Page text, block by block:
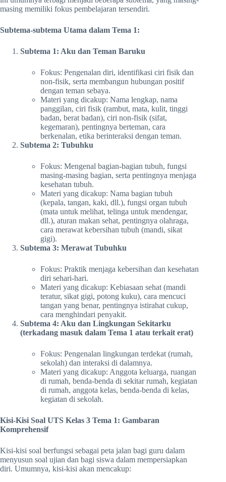
masing memiliki fokus pembelajaran tersendiri.
Subtema-subtema Utama dalam Tema 1:
Subtema 1: Aku dan Teman Baruku
Fokus: Pengenalan diri, identifikasi ciri fisik dan
non-fisik, serta membangun hubungan positif
dengan teman sebaya.
Materi yang dicakup: Nama lengkap, nama
panggilan, ciri fisik (rambut, mata, kulit, tinggi
badan, berat badan), ciri non-fisik (sifat,
kegemaran), pentingnya berteman, cara
berkenalan, etika berinteraksi dengan teman.
Subtema 2: Tubuhku
Fokus: Mengenal bagian-bagian tubuh, fungsi
masing-masing bagian, serta pentingnya menjaga
kesehatan tubuh.
Materi yang dicakup: Nama bagian tubuh
(kepala, tangan, kaki, dll.), fungsi organ tubuh
(mata untuk melihat, telinga untuk mendengar,
dll.), aturan makan sehat, pentingnya olahraga,
cara merawat kebersihan tubuh (mandi, sikat
gigi).
Subtema 3: Merawat Tubuhku
Fokus: Praktik menjaga kebersihan dan kesehatan
diri sehari-hari.
Materi yang dicakup: Kebiasaan sehat (mandi
teratur, sikat gigi, potong kuku), cara mencuci
tangan yang benar, pentingnya istirahat cukup,
cara menghindari penyakit.
Subtema 4: Aku dan Lingkungan Sekitarku
(terkadang masuk dalam Tema 1 atau terkait erat)
Fokus: Pengenalan lingkungan terdekat (rumah,
sekolah) dan interaksi di dalamnya.
Materi yang dicakup: Anggota keluarga, ruangan
di rumah, benda-benda di sekitar rumah, kegiatan
di rumah, anggota kelas, benda-benda di kelas,
kegiatan di sekolah.
Kisi-Kisi Soal UTS Kelas 3 Tema 1: Gambaran
Komprehensif
Kisi-kisi soal berfungsi sebagai peta jalan bagi guru dalam
menyusun soal ujian dan bagi siswa dalam mempersiapkan
diri. Umumnya, kisi-kisi akan mencakup: